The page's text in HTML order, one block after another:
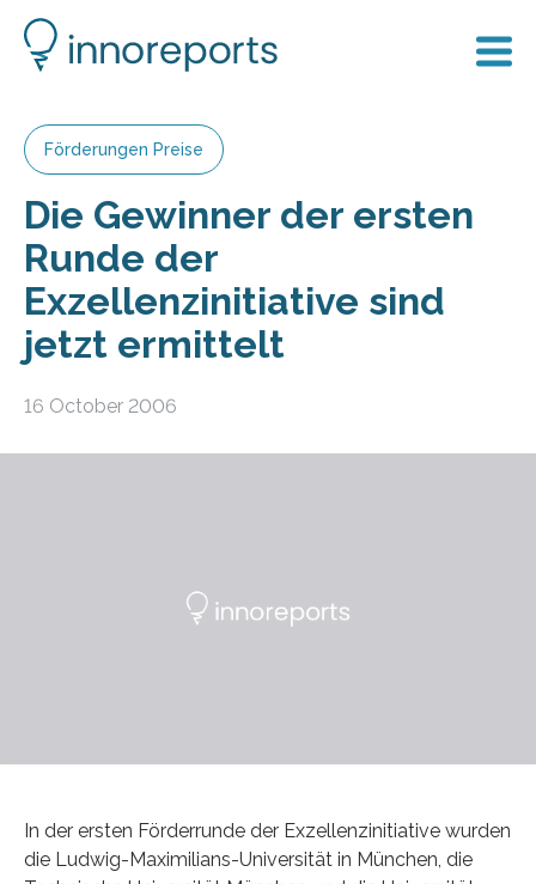
Förderungen Preise
Die Gewinner der ersten
Runde der
Exzellenzinitiative sind
jetzt ermittelt
16 October 2006
In der ersten Förderrunde der Exzellenzinitiative wurden
die Ludwig-Maximilians-Universität in München, die